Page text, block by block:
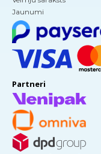
Jaunumi
Partneri